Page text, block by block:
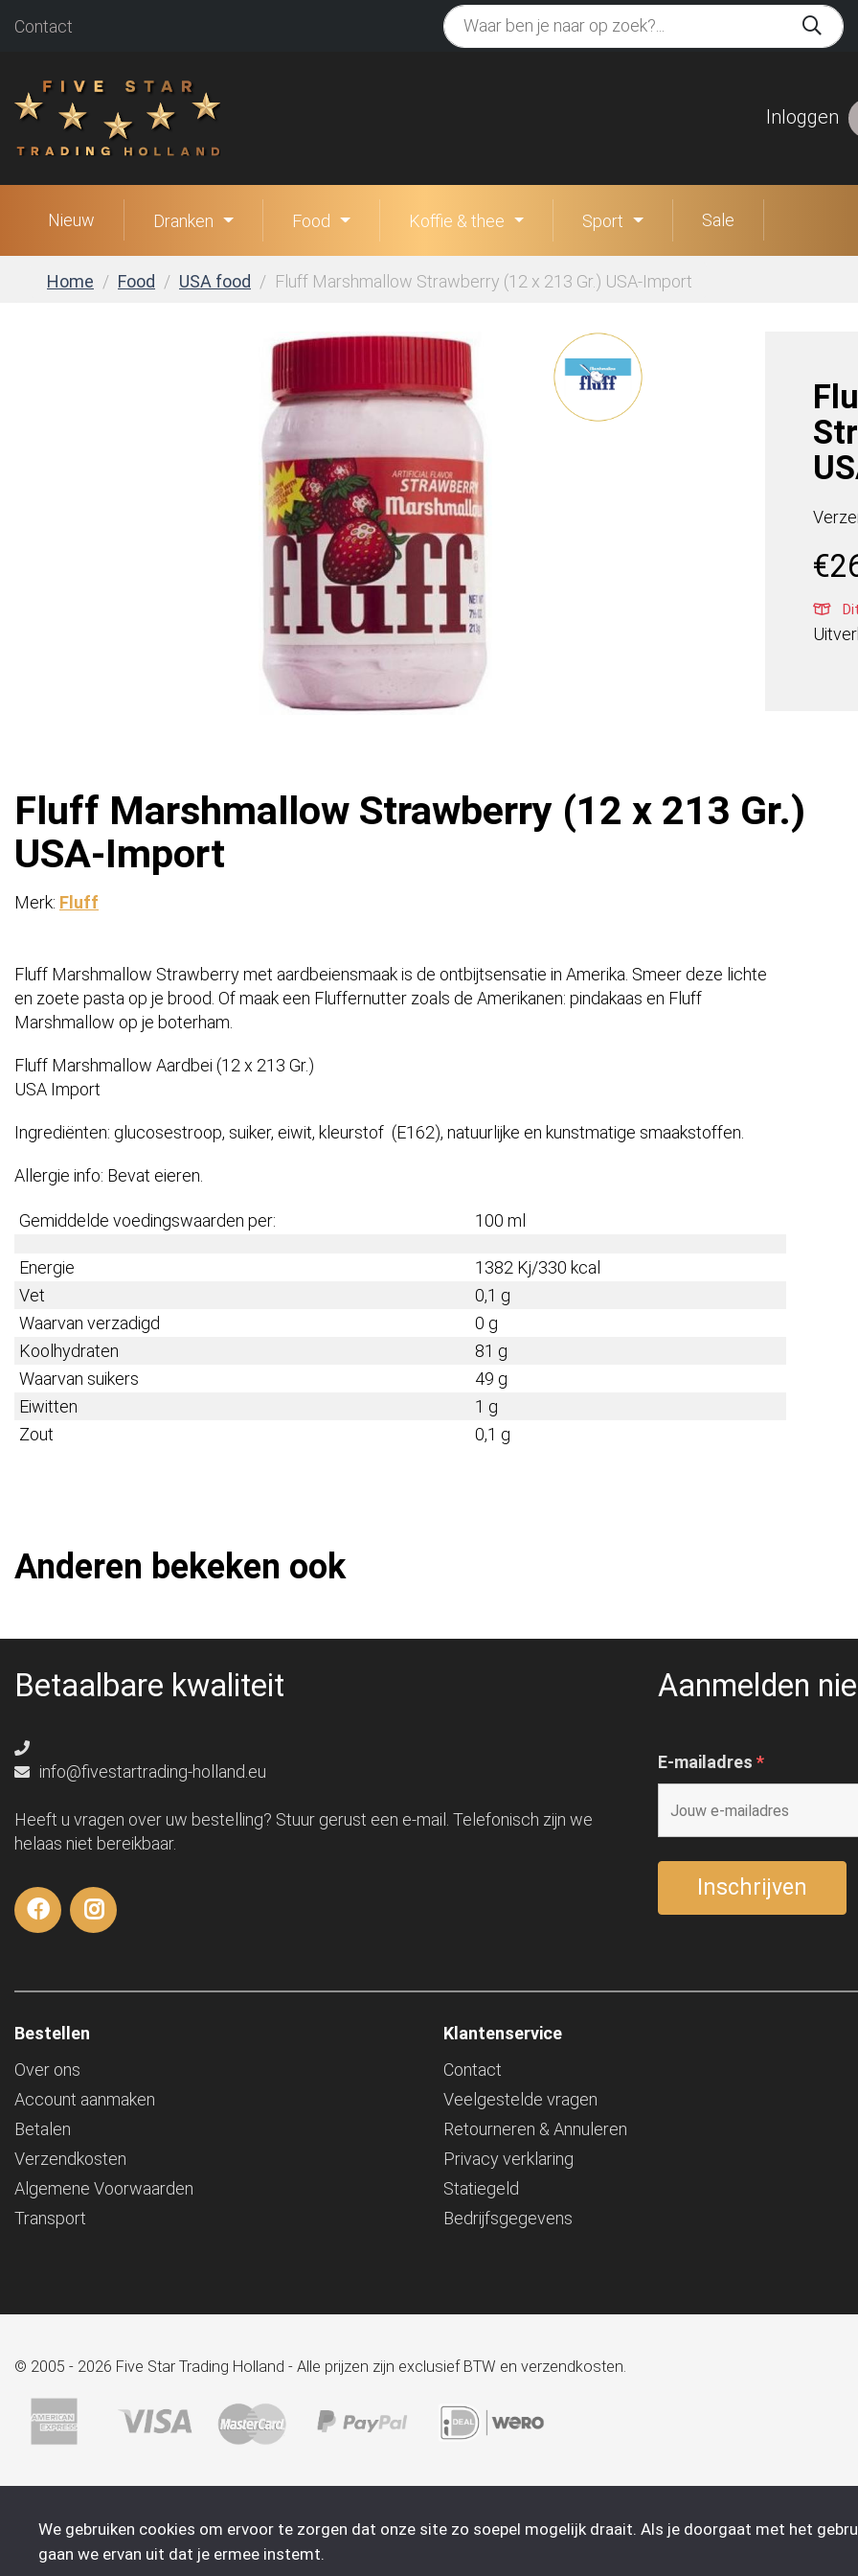
Contact
Inloggen
Nieuw Dranken Food Koffie & thee Sport Sale
Home Food USA food Fluff Marshmallow Strawberry (12 x 213 Gr.) USA-Import
€
Fluff Marshmallow Strawberry (12 x 213 Gr.)
USA-Import
Merk: Fluff
Fluff Marshmallow Strawberry met aardbeiensmaak is de ontbijtsensatie in Amerika. Smeer deze lichte
en zoete pasta op je brood. Of maak een Fluffernutter zoals de Amerikanen: pindakaas en Fluff
Marshmallow op je boterham.
Fluff Marshmallow Aardbei (12 x 213 Gr.)
USA Import
Ingrediënten: glucosestroop, suiker, eiwit, kleurstof (E162), natuurlijke en kunstmatige smaakstoffen.
Allergie info: Bevat eieren.
Gemiddelde voedingswaarden per: 100 ml
Energie
1382 Kj/330 kcal
Vet
0,1 g
Waarvan verzadigd
0 g
Koolhydraten
81 g
Waarvan suikers
49 g
Eiwitten
1 g
Zout
0,1 g
Anderen bekeken ook
Betaalbare kwaliteit
info@fivestartrading-holland.eu
Heeft u vragen over uw bestelling? Stuur gerust een e-mail. Telefonisch zijn we
helaas niet bereikbaar.
Aanmelden
E-mailadres *
Bestellen
Over ons
Account aanmaken
Betalen
Verzendkosten
Algemene Voorwaarden
Transport
Klantenservice
Contact
Veelgestelde vragen
Retourneren & Annuleren
Privacy verklaring
Statiegeld
Bedrijfsgegevens
© 2005 - 2026 Five Star Trading Holland - Alle prijzen zijn exclusief BTW en verzendkosten.
We gebruiken cookies om ervoor te zorgen dat onze site zo soepel mogelijk draait. Als je doorgaat met het
gaan we ervan uit dat je ermee instemt.